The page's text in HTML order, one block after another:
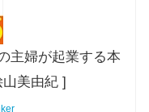
主婦が起業する本
山美由紀 ]